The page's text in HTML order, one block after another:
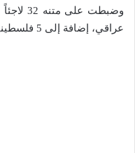
عراقي، إضافة إلى 5 فلسطينيين.